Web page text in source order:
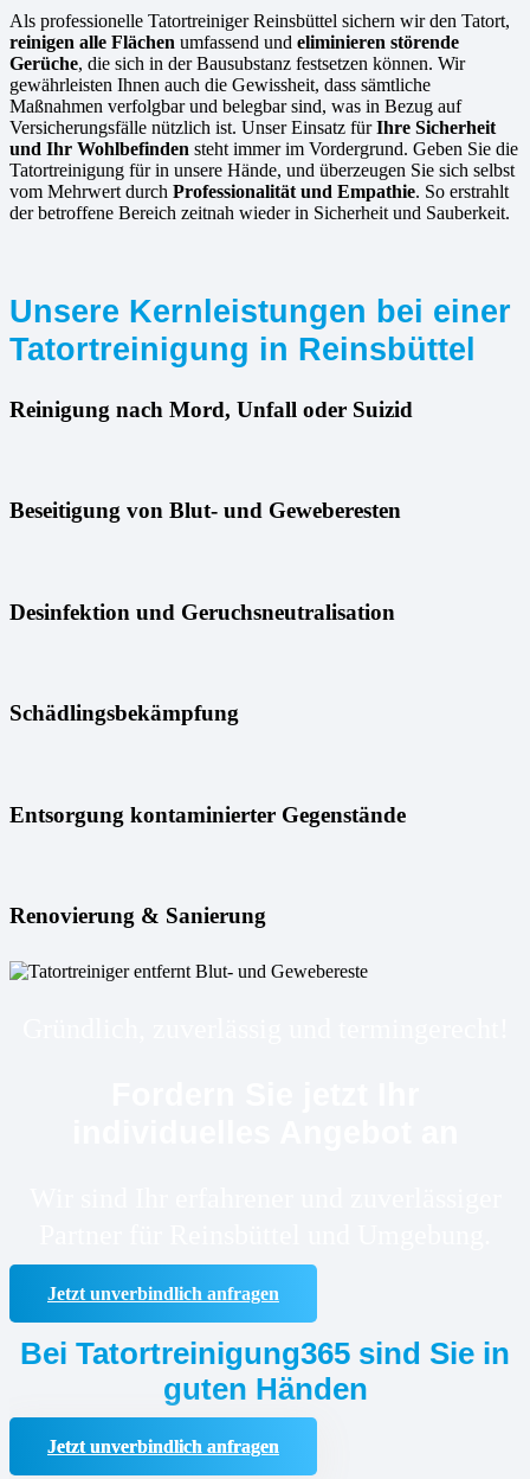
Als professionelle Tatortreiniger Reinsbüttel sichern wir den Tatort,
reinigen alle Flächen umfassend und eliminieren störende
Gerüche, die sich in der Bausubstanz festsetzen können. Wir
gewährleisten Ihnen auch die Gewissheit, dass sämtliche
Maßnahmen verfolgbar und belegbar sind, was in Bezug auf
Versicherungsfälle nützlich ist. Unser Einsatz fürIhre Sicherheit
und Ihr Wohlbefinden steht immer im Vordergrund. Geben Sie die
Tatortreinigung für in unsere Hände, und überzeugen Sie sich selbst
vom Mehrwert durch Professionalität und Empathie. So erstrahlt
der betroffene Bereich zeitnah wieder in Sicherheit und Sauberkeit.
Unsere Kernleistungen bei einer
Tatortreinigung in Reinsbüttel
Reinigung nach Mord, Unfall oder Suizid
Beseitigung von Blut- und Geweberesten
Desinfektion und Geruchsneutralisation
Schädlingsbekämpfung
Entsorgung kontaminierter Gegenstände
Renovierung & Sanierung
Jetzt unverbindlich anfragen
Bei Tatortreinigung365 sind Sie in
guten Händen
Jetzt unverbindlich anfragen